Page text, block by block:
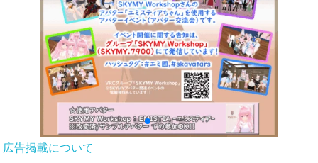
広告掲載について